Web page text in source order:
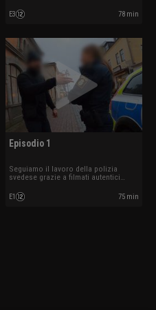
E3 78 min
Episodio 1
Seguiamo il lavoro della polizia
svedese grazie a filmati autentici
E1 75 min